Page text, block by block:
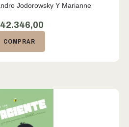
Jodorowsky Y Marianne
42.346,00
COMPRAR